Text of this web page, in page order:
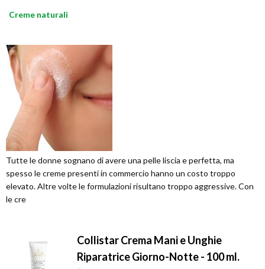
Creme naturali
Tutte le donne sognano di avere una pelle liscia e perfetta, ma
spesso le creme presenti in commercio hanno un costo troppo
elevato. Altre volte le formulazioni risultano troppo aggressive. Con
le cre
Collistar Crema Mani e Unghie
Riparatrice Giorno-Notte - 100 ml.